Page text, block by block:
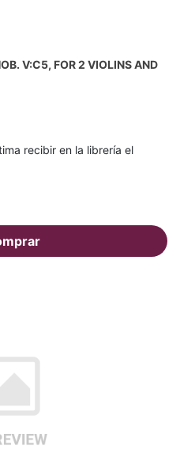
V:C5, FOR 2 VIOLINS AND
recibir en la librería el